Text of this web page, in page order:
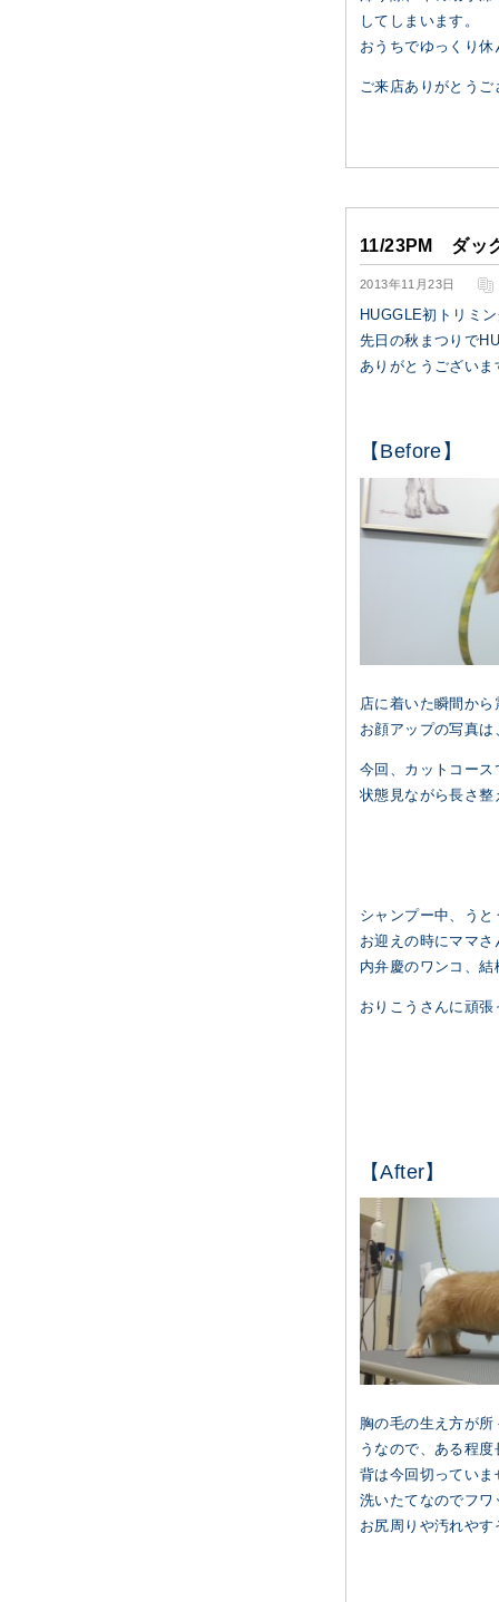
してしまいます。
おうちでゆっくり休
ご来店ありがとうご
11/23PM ダッ
2013年11月23日
HUGGLE初トリミ
先日の秋まつりで
ありがとうございま
【Before】
店に着いた瞬間か
お顔アップの写真
今回、カットコース
状態見ながら長さ
シャンプー中、う
お迎えの時にママ
内弁慶のワンコ、
おりこうさんに頑
【After】
胸の毛の生え方が
うなので、ある程
背は今回切っていま
洗いたてなのでフ
お尻周りや汚れや